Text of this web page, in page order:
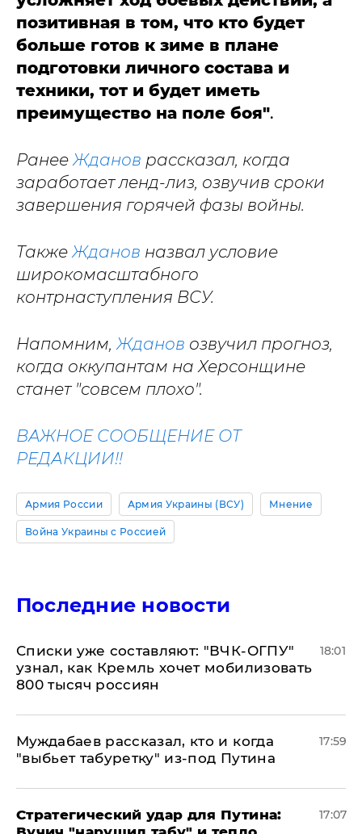
позитивная в том, что кто будет
больше готов к зиме в плане
подготовки личного состава и
техники, тот и будет иметь
преимущество на поле боя".
РанееЖданов рассказал, когда
заработает ленд-лиз, озвучив сроки
завершения горячей фазы войны.
ТакжеЖданов назвал условие
широкомасштабного
контрнаступления ВСУ.
Напомним,Жданов озвучил прогноз,
когда оккупантам на Херсонщине
станет "совсем плохо".
ВАЖНОЕ СООБЩЕНИЕ ОТ
РЕДАКЦИИ!!
Армия России Армия Украины (ВСУ) Мнение
Война Украины с Россией
Последние новости
Списки уже составляют: "ВЧК-ОГПУ"
узнал, как Кремль хочет мобилизовать
800 тысяч россиян
18:01
Муждабаев рассказал, кто и когда
"выбьет табуретку" из-под Путина
17:59
Стратегический удар для Путина:
17:07